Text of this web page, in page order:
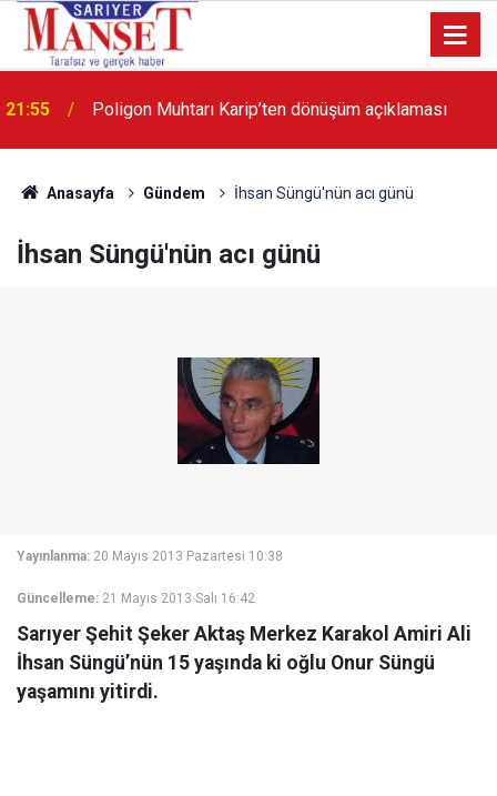
21:55 Poligon Muhtarı Karip’ten dönüşüm açıklaması
13:36 'Poligon'da İstanbul'a örnek proje gerçekleştirilecek'
Anasayfa Gündem İhsan Süngü'nün acı günü
İhsan Süngü'nün acı günü
Yayınlanma: 20 Mayıs 2013 Pazartesi 10:38
Güncelleme: 21 Mayıs 2013 Salı 16:42
Sarıyer Şehit Şeker Aktaş Merkez Karakol Amiri Ali
İhsan Süngü’nün 15 yaşında ki oğlu Onur Süngü
yaşamını yitirdi.